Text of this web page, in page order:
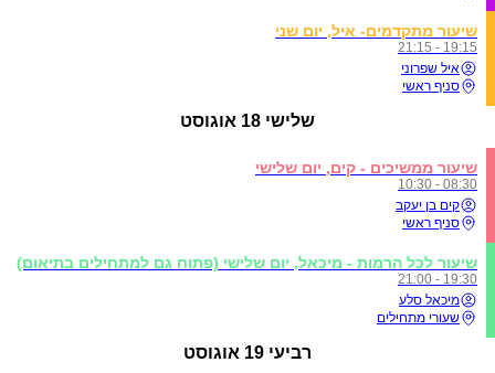
שיעור מתקדמים- איל, יום שני
19:15 - 21:15
איל שפרוני
סניף ראשי
שלישי 18 אוגוסט
שיעור ממשיכים - קים, יום שלישי
08:30 - 10:30
קים בן יעקב
סניף ראשי
שיעור לכל הרמות - מיכאל, יום שלישי (פתוח גם למתחילים בתיאום)
19:30 - 21:00
מיכאל סלע
שעורי מתחילים
רביעי 19 אוגוסט